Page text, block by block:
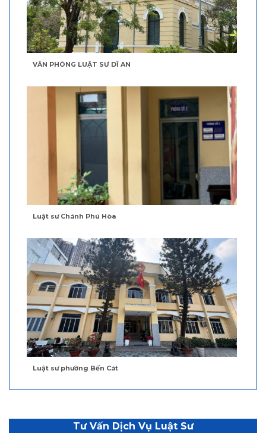
VĂN PHÒNG LUẬT SƯ DĨ AN
Luật sư Chánh Phú Hòa
Luật sư phường Bến Cát
Tư Vấn Dịch Vụ Luật Sư